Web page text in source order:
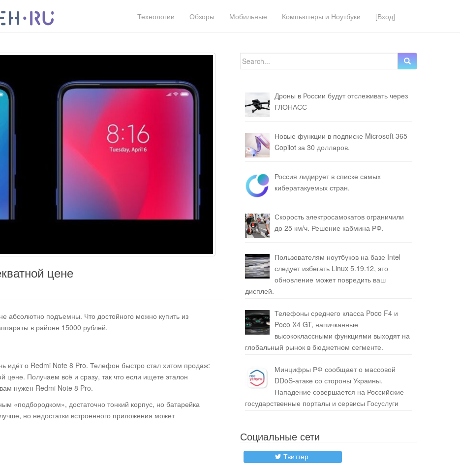
Технологии
Обзоры Мобильные Компьютеры и Ноутбуки [Вход]
цене
абсолютно подъемны. Что достойного можно купить из
в районе 15000 рублей.
идёт о Redmi Note 8 Pro. Телефон быстро стал хитом продаж:
цене. Получаем всё и сразу, так что если ищете эталон
нужен Redmi Note 8 Pro.
«подбородком», достаточно тонкий корпус, но батарейка
но недостатки встроенного приложения может
Search for:
Дроны в России будут отслеживать через
ГЛОНАСС
Новые функции в подписке Microsoft 365
Copilot за 30 долларов.
Россия лидирует в списке самых
кибератакуемых стран.
Скорость электросамокатов ограничили
до 25 км/ч. Решение кабмина РФ.
Пользователям ноутбуков на базе Intel
следует избегать Linux 5.19.12, это
обновление может повредить ваш
дисплей.
Телефоны среднего класса Poco F4 и
Poco X4 GT, напичканные
высококлассными функциями выходят на
глобальный рынок в бюджетном сегменте.
Минцифры РФ сообщает о массовой
DDoS-атаке со стороны Украины.
Нападение совершается на Российские
государственные порталы и сервисы Госуслуги
Социальные сети
Твиттер